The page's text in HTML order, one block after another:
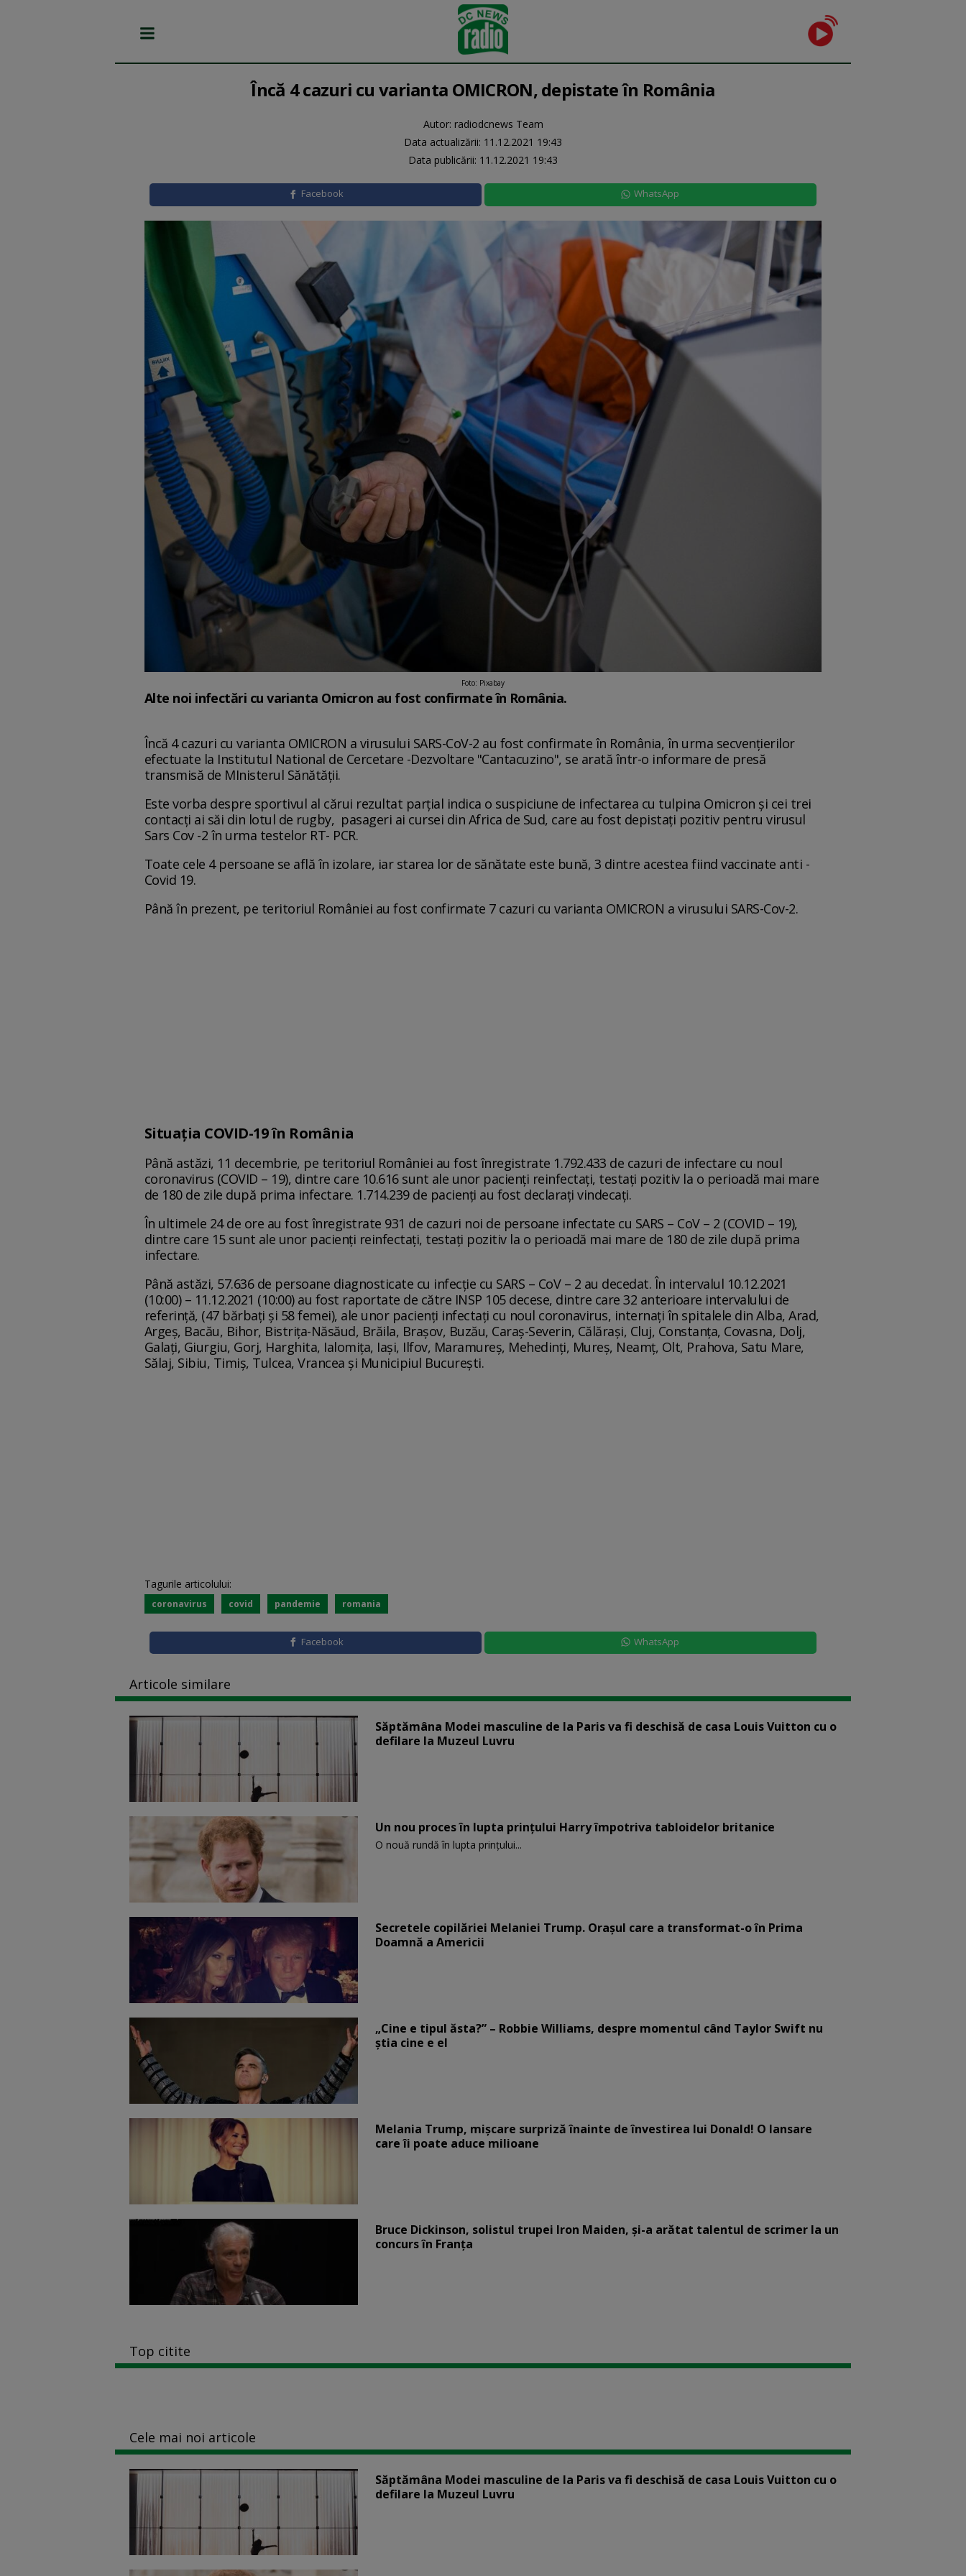
Încă 4 cazuri cu varianta OMICRON, depistate în România
Autor: radiodcnews Team
Data actualizării: 11.12.2021 19:43
Data publicării: 11.12.2021 19:43
Facebook WhatsApp
Foto: Pixabay
Alte noi infectări cu varianta Omicron au fost confirmate în România.
Încă 4 cazuri cu varianta OMICRON a virusului SARS-CoV-2 au fost confirmate în România, în urma secvențierilor
efectuate la Institutul National de Cercetare -Dezvoltare "Cantacuzino", se arată într-o informare de presă
transmisă de MInisterul Sănătății.
Este vorba despre sportivul al cărui rezultat parțial indica o suspiciune de infectarea cu tulpina Omicron și cei trei
contacți ai săi din lotul de rugby, pasageri ai cursei din Africa de Sud, care au fost depistați pozitiv pentru virusul
Sars Cov -2 în urma testelor RT- PCR.
Toate cele 4 persoane se află în izolare, iar starea lor de sănătate este bună, 3 dintre acestea fiind vaccinate anti -
Covid 19.
Până în prezent, pe teritoriul României au fost confirmate 7 cazuri cu varianta OMICRON a virusului SARS-Cov-2.
Situația COVID-19 în România
Până astăzi, 11 decembrie, pe teritoriul României au fost înregistrate 1.792.433 de cazuri de infectare cu noul
coronavirus (COVID – 19), dintre care 10.616 sunt ale unor pacienți reinfectați, testați pozitiv la o perioadă mai mare
de 180 de zile după prima infectare. 1.714.239 de pacienți au fost declarați vindecați.
În ultimele 24 de ore au fost înregistrate 931 de cazuri noi de persoane infectate cu SARS – CoV – 2 (COVID – 19),
dintre care 15 sunt ale unor pacienți reinfectați, testați pozitiv la o perioadă mai mare de 180 de zile după prima
infectare.
Până astăzi, 57.636 de persoane diagnosticate cu infecție cu SARS – CoV – 2 au decedat. În intervalul 10.12.2021
(10:00) – 11.12.2021 (10:00) au fost raportate de către INSP 105 decese, dintre care 32 anterioare intervalului de
referință, (47 bărbați și 58 femei), ale unor pacienți infectați cu noul coronavirus, internați în spitalele din Alba, Arad,
Argeș, Bacău, Bihor, Bistrița-Năsăud, Brăila, Brașov, Buzău, Caraș-Severin, Călărași, Cluj, Constanța, Covasna, Dolj,
Galați, Giurgiu, Gorj, Harghita, Ialomița, Iași, Ilfov, Maramureș, Mehedinți, Mureș, Neamț, Olt, Prahova, Satu Mare,
Sălaj, Sibiu, Timiș, Tulcea, Vrancea și Municipiul București.
Tagurile articolului:
coronavirus covid pandemie romania
Facebook WhatsApp
Articole similare
Săptămâna Modei masculine de la Paris va fi deschisă de casa Louis Vuitton cu o
defilare la Muzeul Luvru
Un nou proces în lupta prinţului Harry împotriva tabloidelor britanice
O nouă rundă în lupta prinţului...
Secretele copilăriei Melaniei Trump. Orașul care a transformat-o în Prima
Doamnă a Americii
„Cine e tipul ăsta?” – Robbie Williams, despre momentul când Taylor Swift nu
știa cine e el
Melania Trump, mișcare surpriză înainte de învestirea lui Donald! O lansare
care îi poate aduce milioane
Bruce Dickinson, solistul trupei Iron Maiden, şi-a arătat talentul de scrimer la un
concurs în Franţa
Top citite
Cele mai noi articole
Săptămâna Modei masculine de la Paris va fi deschisă de casa Louis Vuitton cu o
defilare la Muzeul Luvru